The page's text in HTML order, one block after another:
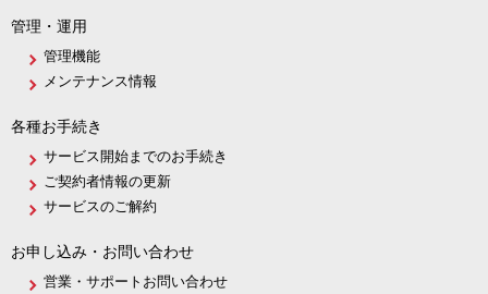
管理・運用
管理機能
メンテナンス情報
各種お手続き
サービス開始までのお手続き
ご契約者情報の更新
サービスのご解約
お申し込み・お問い合わせ
営業・サポートお問い合わせ